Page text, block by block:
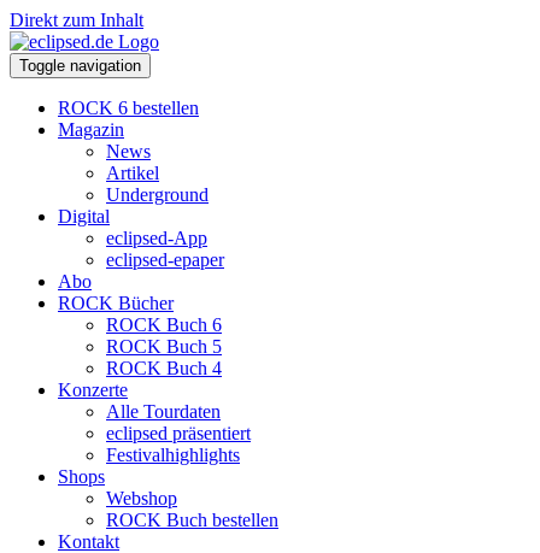
Direkt zum Inhalt
Toggle navigation
ROCK 6 bestellen
Magazin
News
Artikel
Underground
Digital
eclipsed-App
eclipsed-epaper
Abo
ROCK Bücher
ROCK Buch 6
ROCK Buch 5
ROCK Buch 4
Konzerte
Alle Tourdaten
eclipsed präsentiert
Festivalhighlights
Shops
Webshop
ROCK Buch bestellen
Kontakt